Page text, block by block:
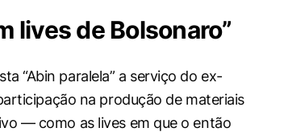
lives de Bolsonaro”
“Abin paralela” a serviço do ex-
na produção de materiais
— como as lives em que o então